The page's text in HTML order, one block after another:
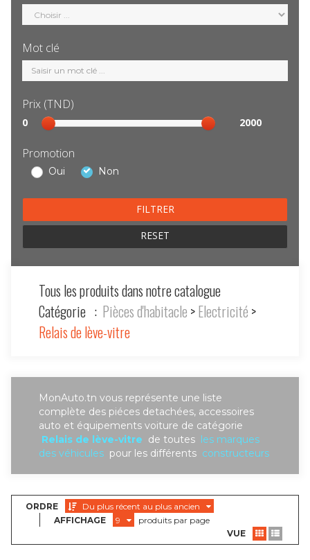
Sélection
constructeur
Mot clé
Mot
clé
Prix (TND)
Sélection
prix
0 2000
Promotion
Oui Non
RESET
Tous les produits dans notre catalogue
Catégorie : Pièces d'habitacle >Electricité >
Relais de lève-vitre
MonAuto.tn vous représente une liste
complète des piéces detachées, accessoires
auto et équipements voiture de catégorie
Relais de lève-vitre de toutes les marques
des véhicules pour les différents constructeurs
ORDRE
Du plus récent au plus ancien
AFFICHAGE
9
produits par page
VUE